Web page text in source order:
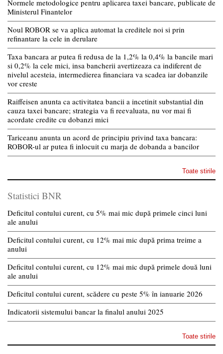
Normele metodologice pentru aplicarea taxei bancare, publicate de
Ministerul Finantelor
Noul ROBOR se va aplica automat la creditele noi si prin
refinantare la cele in derulare
Taxa bancara ar putea fi redusa de la 1,2% la 0,4% la bancile mari
si 0,2% la cele mici, insa bancherii avertizeaza ca indiferent de
nivelul acesteia, intermedierea financiara va scadea iar dobanzile
vor creste
Raiffeisen anunta ca activitatea bancii a incetinit substantial din
cauza taxei bancare; strategia va fi reevaluata, nu vor mai fi
acordate credite cu dobanzi mici
Tariceanu anunta un acord de principiu privind taxa bancara:
ROBOR-ul ar putea fi inlocuit cu marja de dobanda a bancilor
Toate stirile
Statistici BNR
Deficitul contului curent, cu 5% mai mic după primele cinci luni
ale anului
Deficitul contului curent, cu 12% mai mic după prima treime a
anului
Deficitul contului curent, cu 12% mai mic după primele două luni
ale anului
Deficitul contului curent, scădere cu peste 5% în ianuarie 2026
Indicatorii sistemului bancar la finalul anului 2025
Toate stirile